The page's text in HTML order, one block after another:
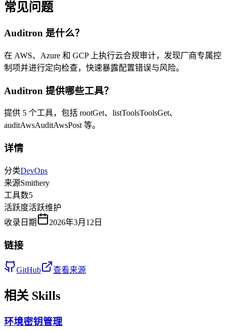
常见问题
Auditron 是什么？
在 AWS、Azure 和 GCP 上执行云合规审计，发现厂商专属控
制项并进行定向检查，快速暴露配置错误与风险。
Auditron 提供哪些工具？
提供 5 个工具，包括 rootGet、listToolsToolsGet、
auditAwsAuditAwsPost等。
详情
分类DevOps
来源Smithery
工具数5
活跃度活跃维护
收录日期
2026年3月12日
链接
GitHub 查看来源
相关 Skills
环境密钥管理